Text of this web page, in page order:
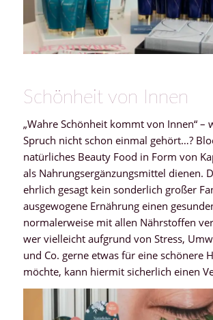
Schönheit von Innen
„Wahre Schönheit kommt von Innen“ –
Spruch nicht schon einmal gehört…?
natürliches Beauty Food in Form von
als Nahrungsergänzungsmittel dienen.
ehrlich gesagt kein sonderlich großer
ausgewogene Ernährung einen
normalerweise mit allen Nährstoffen
wer vielleicht aufgrund von Stress,
und Co. gerne etwas für eine schönere
möchte, kann hiermit sicherlich einen